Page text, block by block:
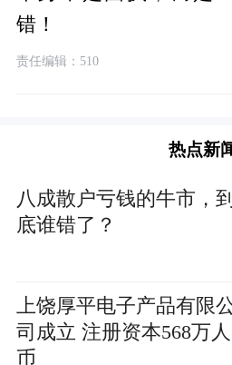
错！
责任编辑：510
热点新
八成散户亏钱的牛市，到
底谁错了？
上饶厚平电子产品有限
司成立 注册资本568万
币